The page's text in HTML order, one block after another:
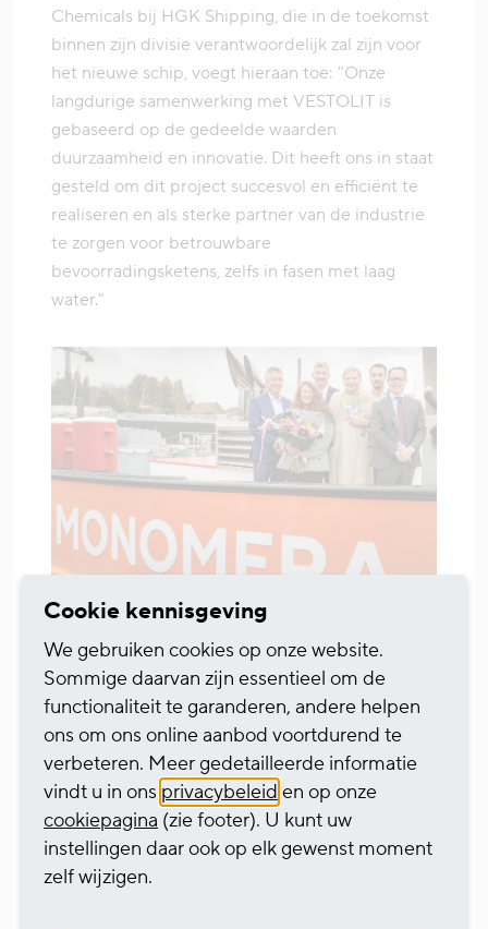
Chemicals bij HGK Shipping, die in de toekomst
binnen zijn divisie verantwoordelijk zal zijn voor
het nieuwe schip, voegt hieraan toe: "Onze
langdurige samenwerking met VESTOLIT is
gebaseerd op de gedeelde waarden
duurzaamheid en innovatie. Dit heeft ons in staat
gesteld om dit project succesvol en efficiënt te
realiseren en als sterke partner van de industrie
te zorgen voor betrouwbare
bevoorradingsketens, zelfs in fasen met laag
water."
De doop van de "Monomera" vond plaats in
Druten in Nederland. Ook aanwezig waren (van
links naar rechts): Norbert Meixner, Business
Unit Director Liquid Chemicals bij HGK
Shipping en Managing Director van Wijnhoff &
Van Gulpen & Larsen BV, peettante Sandra
Seyer, Coördinator Scheepvaartactiviteiten bij
VESTOLIT, Martin Peters, Supply Chain Manager
Europe bij VESTOLIT, kerkvertegenwoordiger
Bernhard van Welzenes, Steffen Bauer, CEO van
HGK Shipping, en Simon Lucas, eveneens
Cookie kennisgeving
We gebruiken cookies op onze website.
Sommige daarvan zijn essentieel om de
functionaliteit te garanderen, andere helpen
ons om ons online aanbod voortdurend te
verbeteren. Meer gedetailleerde informatie
vindt u in ons privacybeleid en op onze
cookiepagina (zie footer). U kunt uw
instellingen daar ook op elk gewenst moment
zelf wijzigen.